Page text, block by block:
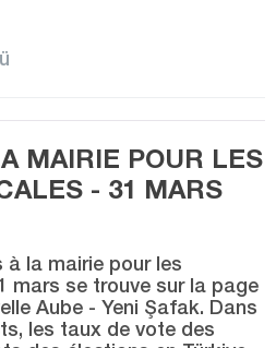
MAIRIE POUR LES
- 31 MARS
la mairie pour les
mars se trouve sur la page
Aube - Yeni Şafak. Dans
les taux de vote des